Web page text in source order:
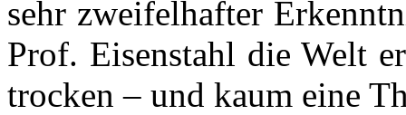
sehr zweifelhafter
Prof. Eisenstahl die Welt
trocken – und kaum eine